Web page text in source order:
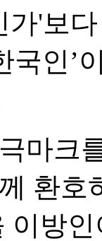
가'보
국인’
마크
환호
이방